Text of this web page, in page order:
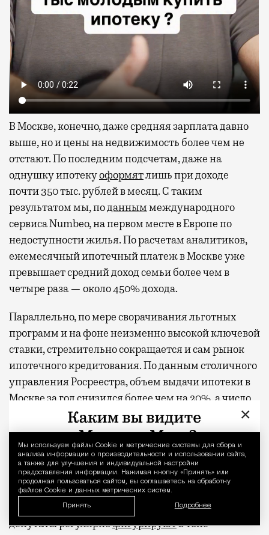
Уведомление
Мы используем файлы Сookie и метрические системы для сбора и
анализа информации о производительности и использовании сайта,
а также для улучшения и индивидуальной настройки
предоставления информации. Нажимая кнопку «Принять» или
продолжая пользоваться сайтом, вы соглашаетесь на обработку
файлов Cookie и данных метрических систем.
Принять Подробнее
В Москве, конечно, даже средняя зарплата давно
выше, но и цены на недвижимость более чем не
отстают. По последним подсчетам, даже на
однушку ипотекуоформятлишь при доходе
почти 350 тыс. рублей в месяц. С таким
результатом мы, поданныммеждународного
сервиса Numbeo, на первом месте в Европе по
недоступности жилья. По расчетам аналитиков,
ежемесячный ипотечный платеж в Москве уже
превышает средний доход семьи более чем в
четыре раза — около 450% дохода.
Параллельно, по мере сворачивания льготных
программ и на фоне неизменно высокой ключевой
ставки, стремительно сокращается и сам рынок
ипотечного кредитования. По данным столичного
управления Росреестра, объем выдачи ипотеки в
Москве за годснизилсяболее чем на 20%, а число
новых кредитов продолжает сокращаться.
Зато ипотеку вполне могут потянуть сами
депутаты, если вдруг решат разжиться
московской недвижимостью в кредит. С их
официальными зарплатами, которые как раз
приближаются к полумиллиону в месяц,
депутаты регулярнофигурируютв топе
×